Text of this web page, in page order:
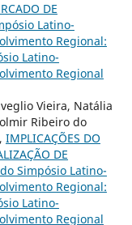
DE
Latino-
Regional:
Latino-
Regional
Vieira, Natália
Ribeiro do
IMPLICAÇÕES DO
DE
Simpósio Latino-
Regional:
Latino-
Regional